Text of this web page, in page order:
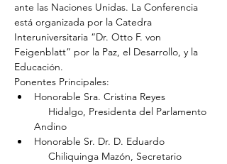
ante las Naciones Unidas. La Conferencia
está organizada por la Catedra
Interuniversitaria “Dr. Otto F. von
Feigenblatt” por la Paz, el Desarrollo, y la
Educación.
Ponentes Principales:
Honorable Sra. Cristina Reyes
Hidalgo, Presidenta del Parlamento
Andino
Honorable Sr. Dr. D. Eduardo
Chiliquinga Mazón, Secretario